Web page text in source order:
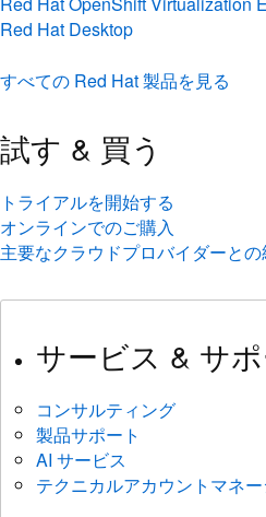
Red Hat Desktop
すべての Red Hat 製品を見る
試す & 買う
トライアルを開始する
オンラインでのご購入
主要なクラウドプロバイダーとの
サービス & サポ
コンサルティング
製品サポート
AI サービス
テクニカルアカウントマネ